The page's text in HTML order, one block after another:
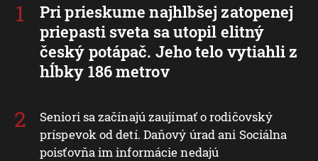
Pri prieskume najhlbšej zatopenej
priepasti sveta sa utopil elitný
český potápač. Jeho telo vytiahli z
hĺbky 186 metrov
Seniori sa začínajú zaujímať o rodičovský
príspevok od detí. Daňový úrad ani Sociálna
poisťovňa im informácie nedajú